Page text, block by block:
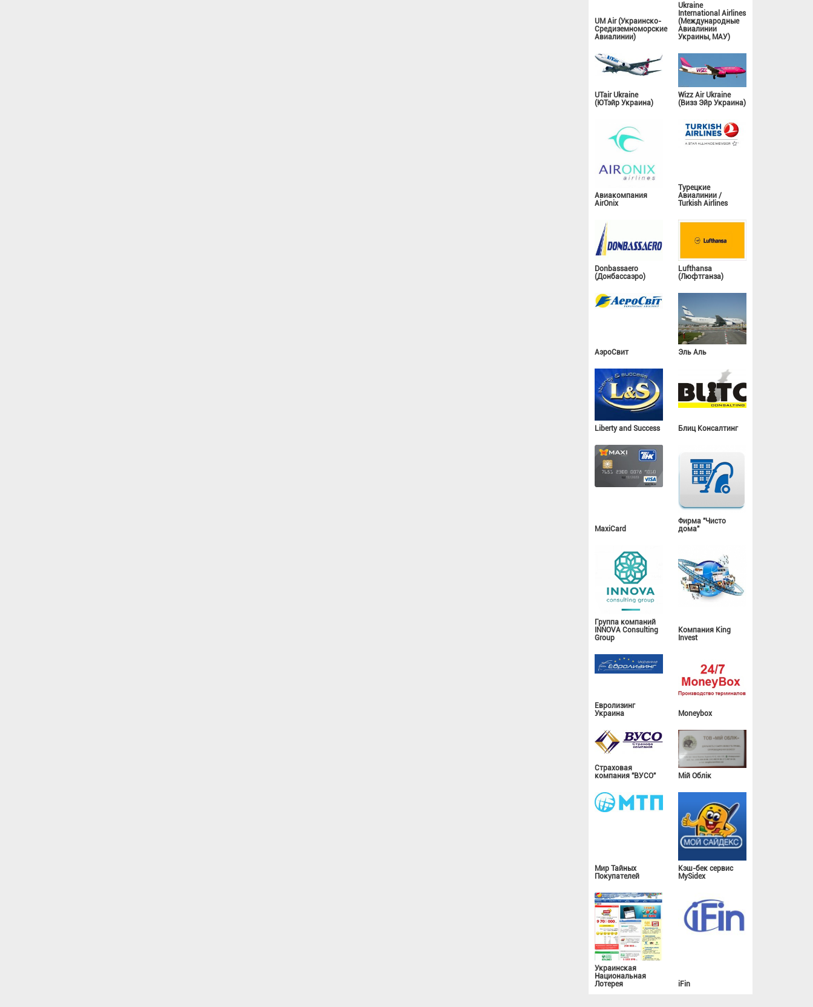
UM Air (Украинско-
Средиземноморские
Авиалинии)
Ukraine
International Airlines
(Международные
Авиалинии
Украины, МАУ)
UTair Ukraine
(ЮТэйр Украина)
Wizz Air Ukraine
(Визз Эйр Украина)
Авиакомпания
AirOnix
Турецкие
Авиалинии /
Turkish Airlines
Donbassaero
(Донбассаэро)
Lufthansa
(Люфтганза)
АэроСвит Эль Аль
Liberty and Success Блиц Консалтинг
MaxiCard
Фирма "Чисто
дома"
Группа компаний
INNOVA Consulting
Group
Компания King
Invest
Евролизинг
Украина
Moneybox
Страховая
компания "ВУСО"
Мій Облік
Мир Тайных
Покупателей
Кэш-бек сервис
MySidex
Украинская
Национальная
Лотерея
iFin